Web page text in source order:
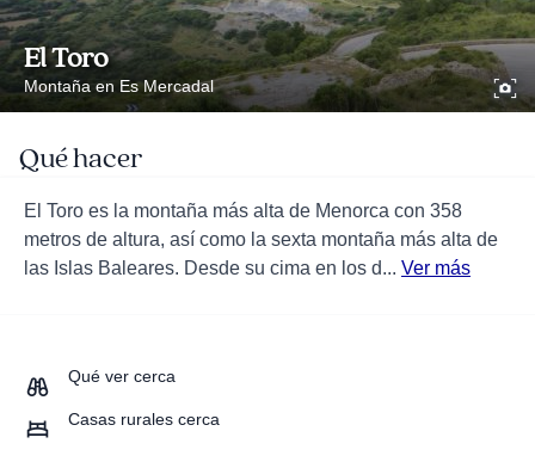
El Toro
Montaña en Es Mercadal
Qué hacer
El Toro es la montaña más alta de Menorca con 358
metros de altura, así como la sexta montaña más alta de
las Islas Baleares. Desde su cima en los d... Ver más
Qué ver cerca
Casas rurales cerca